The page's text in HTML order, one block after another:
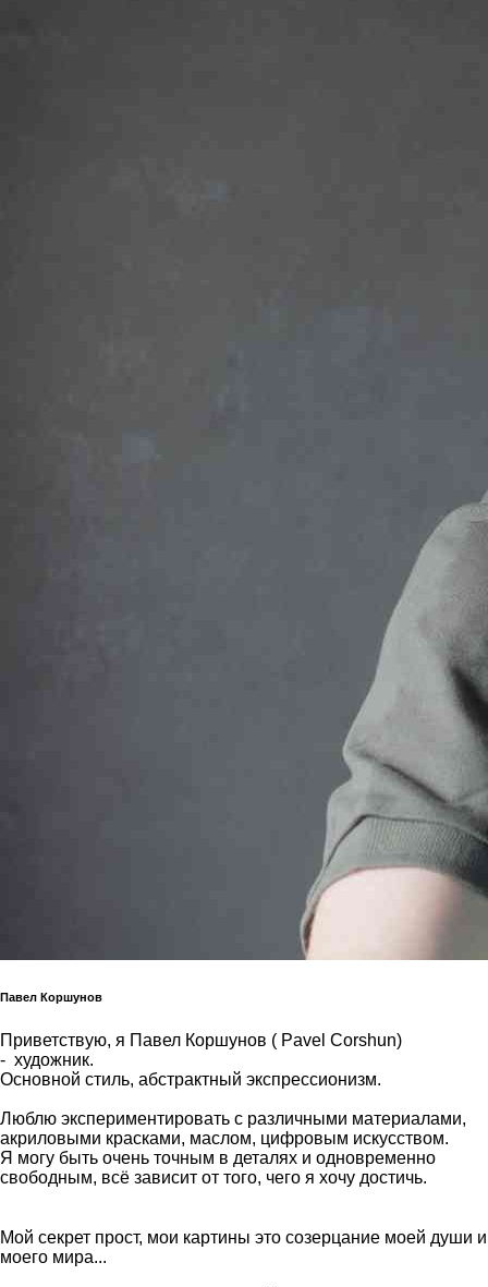
Павел Коршунов
Приветствую, я Павел Коршунов ( Pavel Corshun)
- художник.
Основной стиль, абстрактный экспрессионизм.
Люблю экспериментировать с различными материалами,
акриловыми красками, маслом, цифровым искусством.
Я могу быть очень точным в деталях и одновременно
свободным, всё зависит от того, чего я хочу достичь.
Мой секрет прост, мои картины это созерцание моей души и
моего мира...